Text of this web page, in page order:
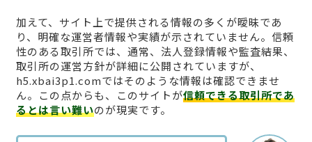
加えて、サイト上で提供される情報の多くが曖昧であ
り、明確な運営者情報や実績が示されていません。信頼
性のある取引所では、通常、法人登録情報や監査結果、
取引所の運営方針が詳細に公開されていますが、
h5.xbai3p1.comではそのような情報は確認できませ
ん。この点からも、このサイトが信頼できる取引所であ
るとは言い難いのが現実です。